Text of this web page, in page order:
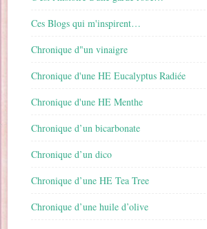
Ces Blogs qui m'inspirent…
Chronique d"un vinaigre
Chronique d'une HE Eucalyptus Radiée
Chronique d'une HE Menthe
Chronique d’un bicarbonate
Chronique d’un dico
Chronique d’une HE Tea Tree
Chronique d’une huile d’olive